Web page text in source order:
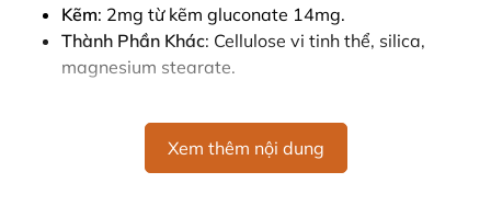
Kẽm: 2mg từ kẽm gluconate 14mg.
Thành Phần Khác: Cellulose vi tinh thể, silica,
magnesium stearate.
: Uống 2 viên mỗi ngày sau bữa ăn
hoặc theo chỉ dẫn của bác sĩ.
Xem thêm nội dung